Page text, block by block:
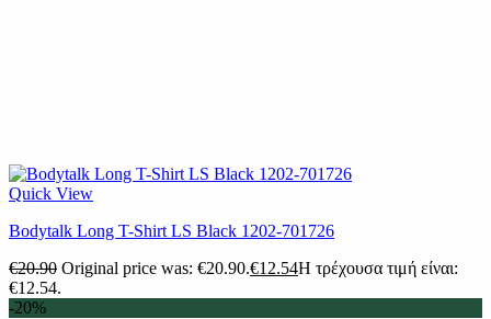
Quick View
Bodytalk Long T-Shirt LS Black 1202-701726
€20.90 Original price was: €20.90.€12.54Η τρέχουσα τιμή είναι:
€12.54.
-20%